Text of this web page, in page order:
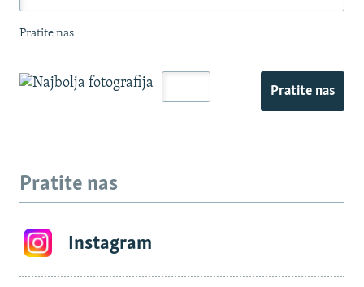
Pratite nas
Pratite nas
Pratite nas
Instagram